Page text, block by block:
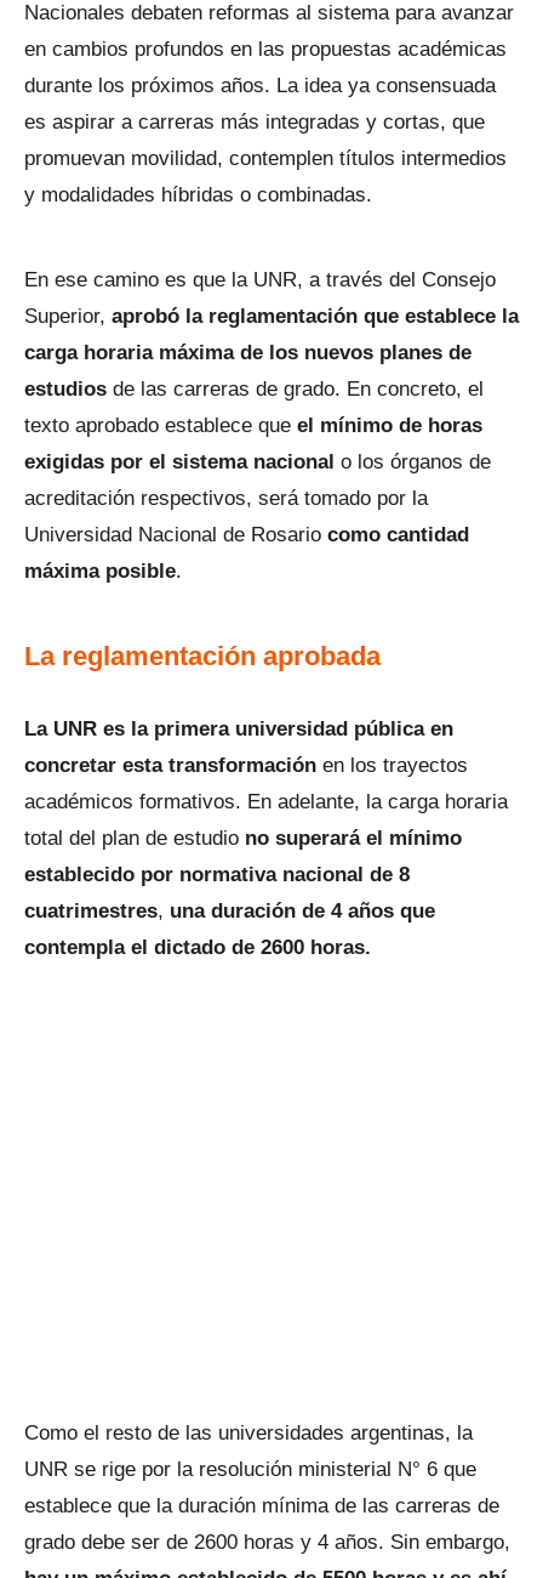
Nacionales debaten reformas al sistema para avanzar
en cambios profundos en las propuestas académicas
durante los próximos años. La idea ya consensuada
es aspirar a carreras más integradas y cortas, que
promuevan movilidad, contemplen títulos intermedios
y modalidades híbridas o combinadas.
En ese camino es que la UNR, a través del Consejo
Superior, aprobó la reglamentación que establece la
carga horaria máxima de los nuevos planes de
estudios de las carreras de grado. En concreto, el
texto aprobado establece que el mínimo de horas
exigidas por el sistema nacional o los órganos de
acreditación respectivos, será tomado por la
Universidad Nacional de Rosario como cantidad
máxima posible.
La reglamentación aprobada
La UNR es la primera universidad pública en
concretar esta transformación en los trayectos
académicos formativos. En adelante, la carga horaria
total del plan de estudio no superará el mínimo
establecido por normativa nacional de 8
cuatrimestres, una duración de 4 años que
contempla el dictado de 2600 horas.
Como el resto de las universidades argentinas, la
UNR se rige por la resolución ministerial N° 6 que
establece que la duración mínima de las carreras de
grado debe ser de 2600 horas y 4 años. Sin embargo,